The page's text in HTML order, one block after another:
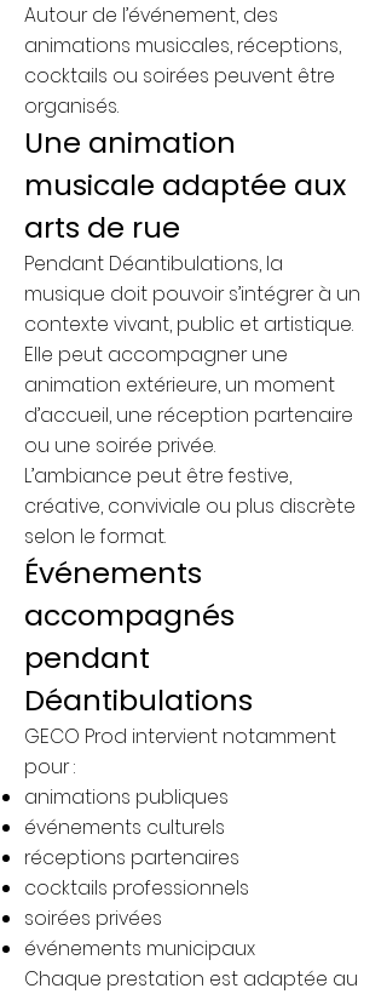
Autour de l’événement, des
animations musicales, réceptions,
cocktails ou soirées peuvent être
organisés.
Une animation
musicale adaptée aux
arts de rue
Pendant Déantibulations, la
musique doit pouvoir s’intégrer à un
contexte vivant, public et artistique.
Elle peut accompagner une
animation extérieure, un moment
d’accueil, une réception partenaire
ou une soirée privée.
L’ambiance peut être festive,
créative, conviviale ou plus discrète
selon le format.
Événements
accompagnés
pendant
Déantibulations
GECO Prod intervient notamment
pour :
animations publiques
événements culturels
réceptions partenaires
cocktails professionnels
soirées privées
événements municipaux
Chaque prestation est adaptée au